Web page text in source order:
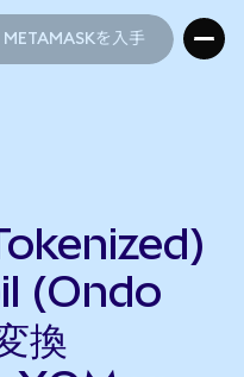
METAMASKを入手
(Ondo
換